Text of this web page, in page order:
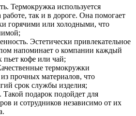
Термокружка используется
так и в дороге. Она помогает
горячими или холодными, что
Эстетически привлекательное
напоминает о компании каждый
пьет кофе или чай;
термокружки
прочных материалов, что
срок службы изделия;
Такой подарок подойдет для
и сотрудников независимо от их